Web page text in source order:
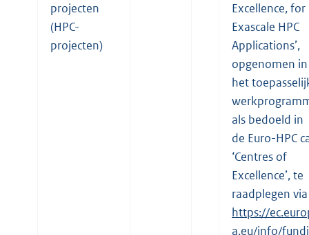
projecten
(HPC-
projecten)
Excellence, for
Exascale HPC
Applications’,
opgenomen in
het
als bedoeld in
de Euro-HPC
‘Centres of
Excellence’, te
raadplegen via
https://
a.eu/info/